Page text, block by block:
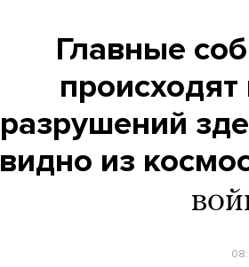
Главные
разрушений
видно из